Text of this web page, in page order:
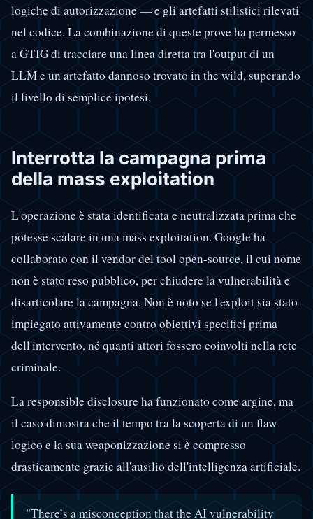
logiche di autorizzazione — e gli artefatti stilistici rilevati
nel codice. La combinazione di queste prove ha permesso
a GTIG di tracciare una linea diretta tra l'output di un
LLM e un artefatto dannoso trovato in the wild, superando
il livello di semplice ipotesi.
Interrotta la campagna prima
della mass exploitation
L'operazione è stata identificata e neutralizzata prima che
potesse scalare in una mass exploitation. Google ha
collaborato con il vendor del tool open-source, il cui nome
non è stato reso pubblico, per chiudere la vulnerabilità e
disarticolare la campagna. Non è noto se l'exploit sia stato
impiegato attivamente contro obiettivi specifici prima
dell'intervento, né quanti attori fossero coinvolti nella rete
criminale.
La responsible disclosure ha funzionato come argine, ma
il caso dimostra che il tempo tra la scoperta di un flaw
logico e la sua weaponizzazione si è compresso
drasticamente grazie all'ausilio dell'intelligenza artificiale.
"There’s a misconception that the AI vulnerability